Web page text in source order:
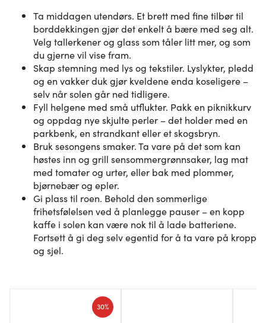
dessuten informasjon om hvordan du bruker nettstedet
vårt, med partnerne våre innen sosiale medier,
annonsering og analysearbeid, som kan kombinere den
med annen informasjon du har gjort tilgjengelig for dem,
eller som de har samlet inn gjennom din bruk av
tjenestene deres.
Ta middagen utendørs. Et brett med fine tilbør til
borddekkingen gjør det enkelt å bære med seg alt.
Velg tallerkener og glass som tåler litt mer, og som
du gjerne vil vise fram.
Skap stemning med lys og tekstiler. Lyslykter, pledd
og en vakker duk gjør kveldene enda koseligere –
selv når solen går ned tidligere.
Fyll helgene med små utflukter. Pakk en piknikkurv
og oppdag nye skjulte perler – det holder med en
parkbenk, en strandkant eller et skogsbryn.
Bruk sesongens smaker. Ta vare på det som kan
høstes inn og grill sensommergrønnsaker, lag mat
med tomater og urter, eller bak med plommer,
bjørnebær og epler.
Gi plass til roen. Behold den sommerlige
frihetsfølelsen ved å planlegge pauser – en kopp
kaffe i solen kan være nok til å lade batteriene.
Fortsett å gi deg selv egentid for å ta vare på kropp
og sjel.
30%